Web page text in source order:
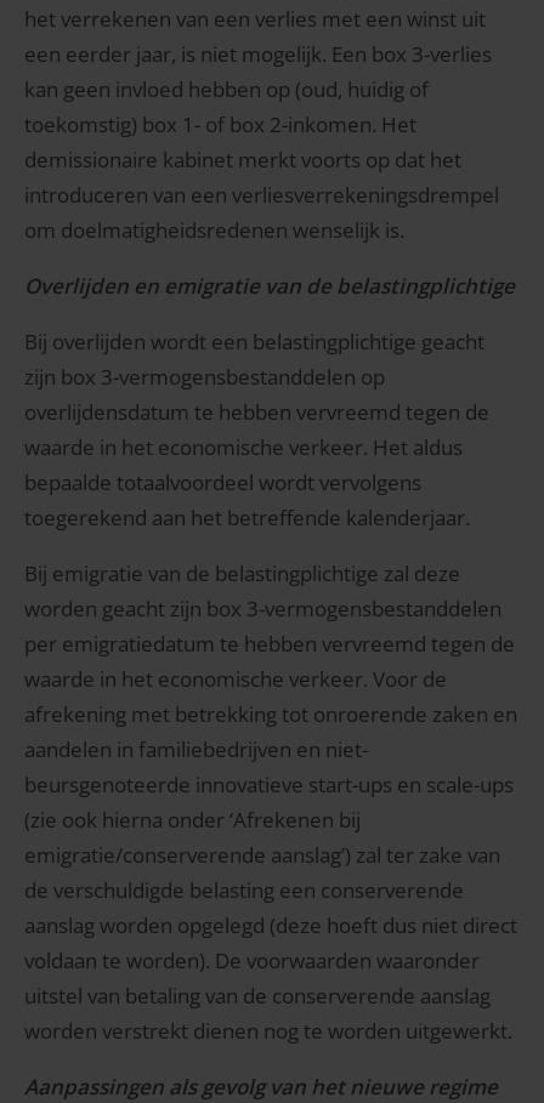
het verrekenen van een verlies met een winst uit
een eerder jaar, is niet mogelijk. Een box 3-verlies
kan geen invloed hebben op (oud, huidig of
toekomstig) box 1- of box 2-inkomen. Het
demissionaire kabinet merkt voorts op dat het
introduceren van een verliesverrekeningsdrempel
om doelmatigheidsredenen wenselijk is.
Overlijden en emigratie van de belastingplichtige
Bij overlijden wordt een belastingplichtige geacht
zijn box 3-vermogensbestanddelen op
overlijdensdatum te hebben vervreemd tegen de
waarde in het economische verkeer. Het aldus
bepaalde totaalvoordeel wordt vervolgens
toegerekend aan het betreffende kalenderjaar.
Bij emigratie van de belastingplichtige zal deze
worden geacht zijn box 3-vermogensbestanddelen
per emigratiedatum te hebben vervreemd tegen de
waarde in het economische verkeer. Voor de
afrekening met betrekking tot onroerende zaken en
aandelen in familiebedrijven en niet-
beursgenoteerde innovatieve start-ups en scale-ups
(zie ook hierna onder ‘Afrekenen bij
emigratie/conserverende aanslag’) zal ter zake van
de verschuldigde belasting een conserverende
aanslag worden opgelegd (deze hoeft dus niet direct
voldaan te worden). De voorwaarden waaronder
uitstel van betaling van de conserverende aanslag
worden verstrekt dienen nog te worden uitgewerkt.
Aanpassingen als gevolg van het nieuwe regime